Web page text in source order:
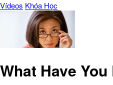
Vídeos Khóa Học
What Have You